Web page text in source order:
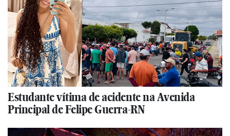
Estudante vítima de acidente na Avenida
Principal de Felipe Guerra-RN